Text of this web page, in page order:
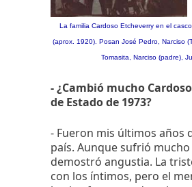
La familia Cardoso Etcheverry en el
(aprox. 1920). Posan José Pedro, Narciso
Tomasita, Narciso (padre),
- ¿Cambió mucho
de Estado de 1973?
- Fueron mis últimos años
país. Aunque sufrió
demostró angustia. La
con los íntimos, pero el